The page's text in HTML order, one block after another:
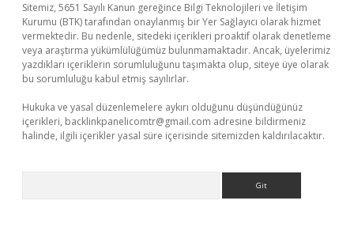
Sitemiz, 5651 Sayılı Kanun gereğince Bilgi Teknolojileri ve İletişim
Kurumu (BTK) tarafından onaylanmış bir Yer Sağlayıcı olarak hizmet
vermektedir. Bu nedenle, sitedeki içerikleri proaktif olarak denetleme
veya araştırma yükümlülüğümüz bulunmamaktadır. Ancak, üyelerimiz
yazdıkları içeriklerin sorumluluğunu taşımakta olup, siteye üye olarak
bu sorumluluğu kabul etmiş sayılırlar.
Hukuka ve yasal düzenlemelere aykırı olduğunu düşündüğünüz
içerikleri, backlinkpanelicomtr@gmail.com adresine bildirmeniz
halinde, ilgili içerikler yasal süre içerisinde sitemizden kaldırılacaktır.